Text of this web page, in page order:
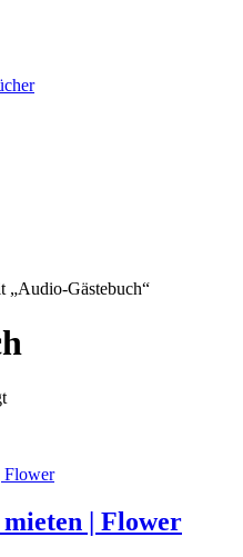
„Audio-Gästebuch“
| Flower